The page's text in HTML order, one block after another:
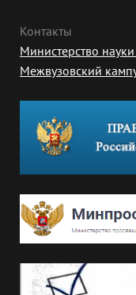
Контакты
Министерство
Межвузовский